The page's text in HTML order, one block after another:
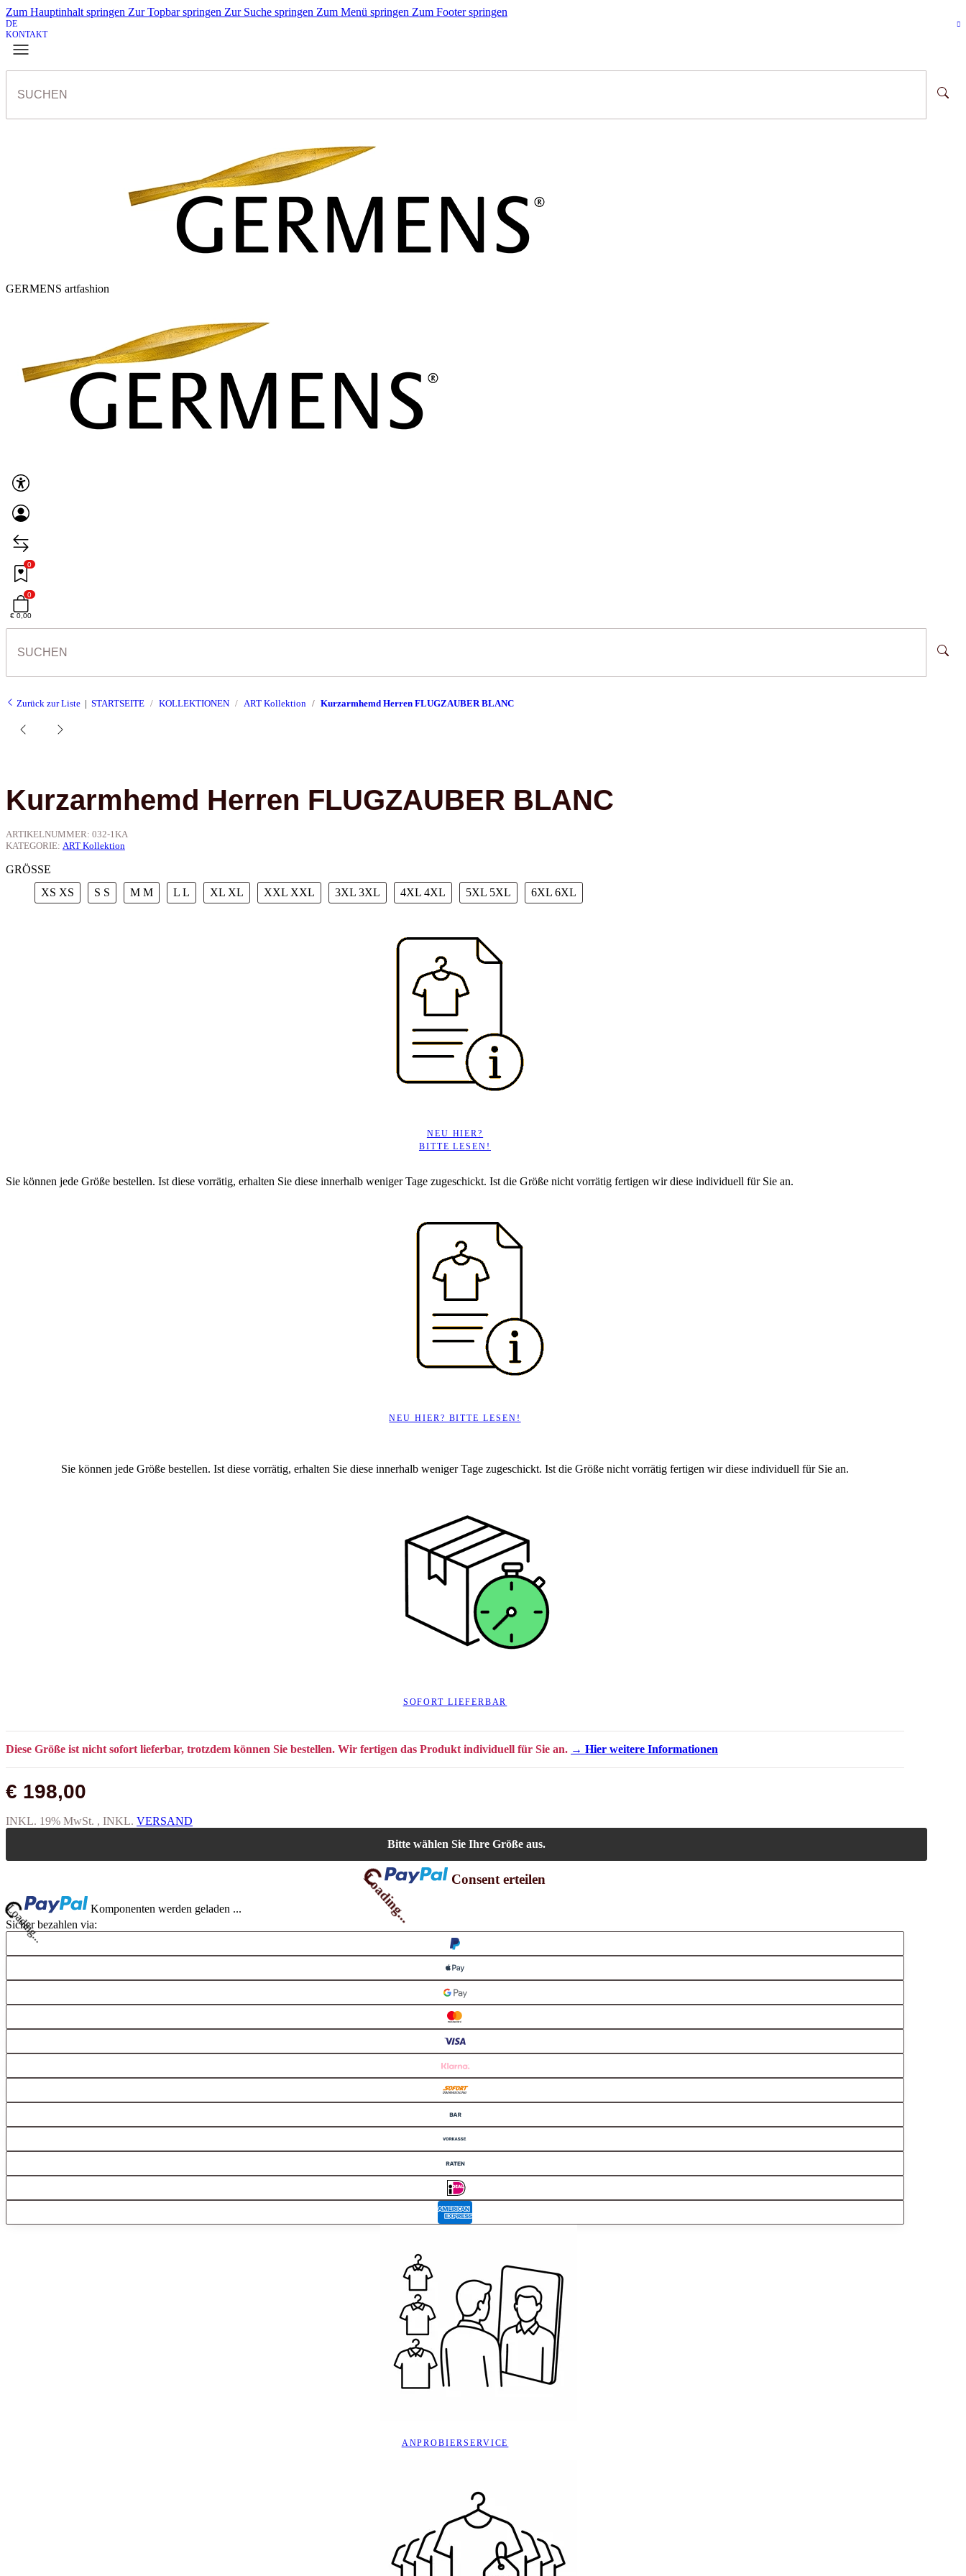
Zum Hauptinhalt springen Zur Topbar springen Zur Suche springen Zum Menü springen Zum Footer springen
DE
KONTAKT
GERMENS artfashion
0
0
€ 0,00
Zurück zur Liste STARTSEITE KOLLEKTIONEN ART Kollektion Kurzarmhemd Herren FLUGZAUBER BLANC
Kurzarmhemd Herren FLUGZAUBER BLANC
ARTIKELNUMMER: 032-1KA
KATEGORIE: ART Kollektion
GRÖSSE
XS XS S S M M L L XL XL XXL XXL 3XL 3XL 4XL 4XL 5XL 5XL 6XL 6XL
NEU HIER?
BITTE LESEN!
Sie können jede Größe bestellen. Ist diese vorrätig, erhalten Sie diese innerhalb weniger Tage zugeschickt. Ist die Größe nicht vorrätig fertigen wir diese individuell für Sie an.
NEU HIER? BITTE LESEN!
Sie können jede Größe bestellen. Ist diese vorrätig, erhalten Sie diese innerhalb weniger Tage zugeschickt. Ist die Größe nicht vorrätig fertigen wir diese individuell für Sie an.
SOFORT LIEFERBAR
Diese Größe ist nicht sofort lieferbar, trotzdem können Sie bestellen. Wir fertigen das Produkt individuell für Sie an. → Hier weitere Informationen
€ 198,00
INKL. 19% MwSt. , INKL. VERSAND
Bitte wählen Sie Ihre Größe aus.
Loading... Consent erteilen
Komponenten werden geladen ...
Sicher bezahlen via:
ANPROBIERSERVICE